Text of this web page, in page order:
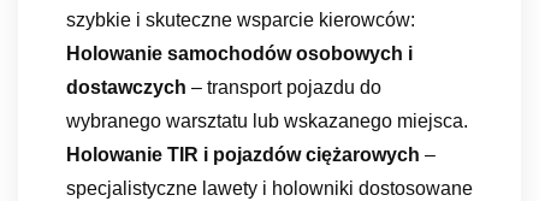
szybkie i skuteczne wsparcie kierowców:
Holowanie samochodów osobowych i
dostawczych – transport pojazdu do
wybranego warsztatu lub wskazanego miejsca.
Holowanie TIR i pojazdów ciężarowych –
specjalistyczne lawety i holowniki dostosowane